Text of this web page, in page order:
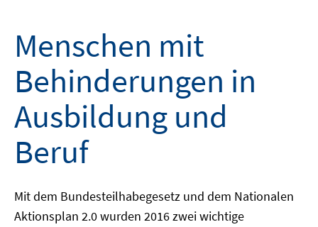
Menschen mit
Behinderungen in
Ausbildung und
Beruf
Mit dem Bundesteilhabegesetz und dem Nationalen
Aktionsplan 2.0 wurden 2016 zwei wichtige